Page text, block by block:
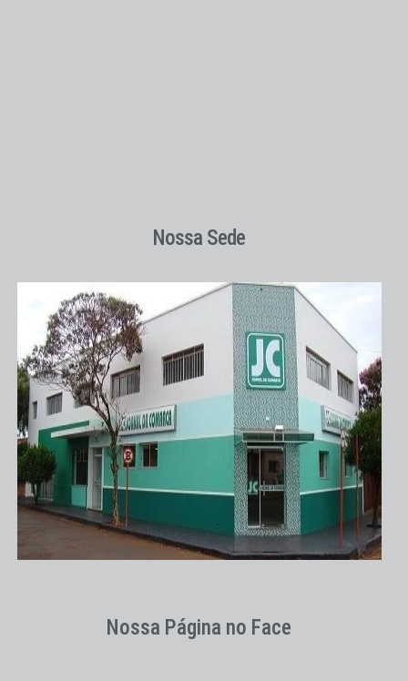
Nossa Sede
Nossa Página no Face